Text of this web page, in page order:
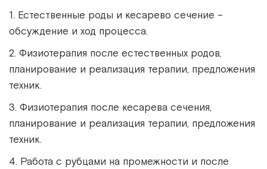
1. Естественные роды и кесарево сечение –
обсуждение и ход процесса.
2. Физиотерапия после естественных родов,
планирование и реализация терапии, предложения
техник.
3. Физиотерапия после кесарева сечения,
планирование и реализация терапии, предложения
техник.
4. Работа с рубцами на промежности и после